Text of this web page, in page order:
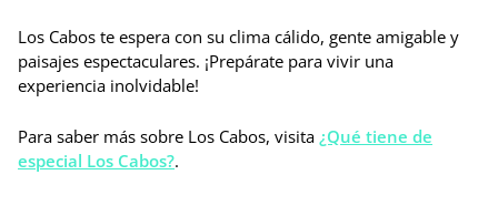
Los Cabos te espera con su clima cálido, gente amigable y
paisajes espectaculares. ¡Prepárate para vivir una
experiencia inolvidable!
Para saber más sobre Los Cabos, visita ¿Qué tiene de
especial Los Cabos?.